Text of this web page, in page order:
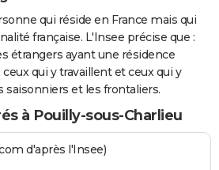
qui réside en France mais qui
française. L'Insee précise que :
étrangers ayant une résidence
qui y travaillent et ceux qui y
saisonniers et les frontaliers.
à Pouilly-sous-Charlieu
d'après l'Insee)